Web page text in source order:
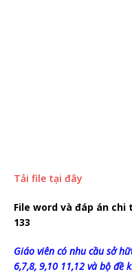
Tải file tại đây
File word và đáp án chi
133
Giáo viên có nhu cầu sở
6,7,8, 9,10 11,12 và bộ đề